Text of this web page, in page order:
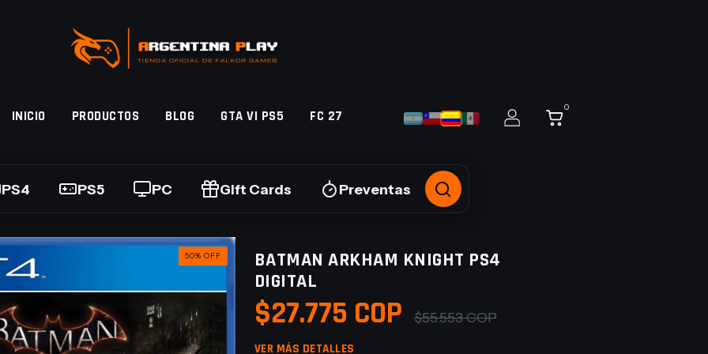
0
INICIO PRODUCTOS BLOG GTA VI PS5 FC 27
PS4 PS5 PC Gift Cards Preventas
50% OFF
BATMAN ARKHAM KNIGHT PS4
DIGITAL
$27.775 COP $55.553 COP
VER MÁS DETALLES